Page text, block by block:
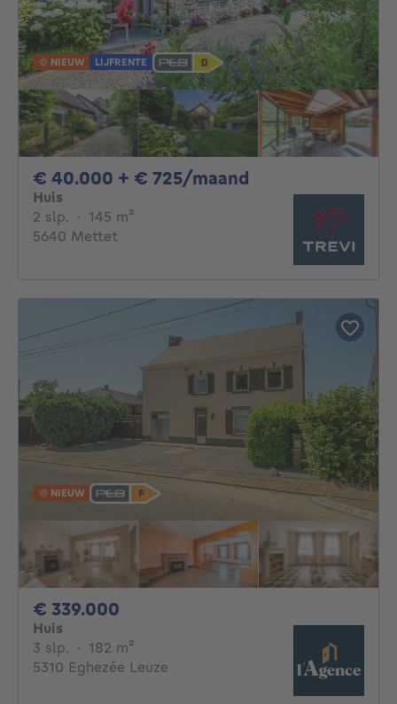
NIEUW LIJFRENTE
€ 40.000 + € 725/maand
Huis
2 slp. 2 slaapkamers
· 145 m²
5640 Mettet
NIEUW
€ 339.000
Huis
3 slp. 3 slaapkamers
· 182 m²
5310 Eghezée Leuze